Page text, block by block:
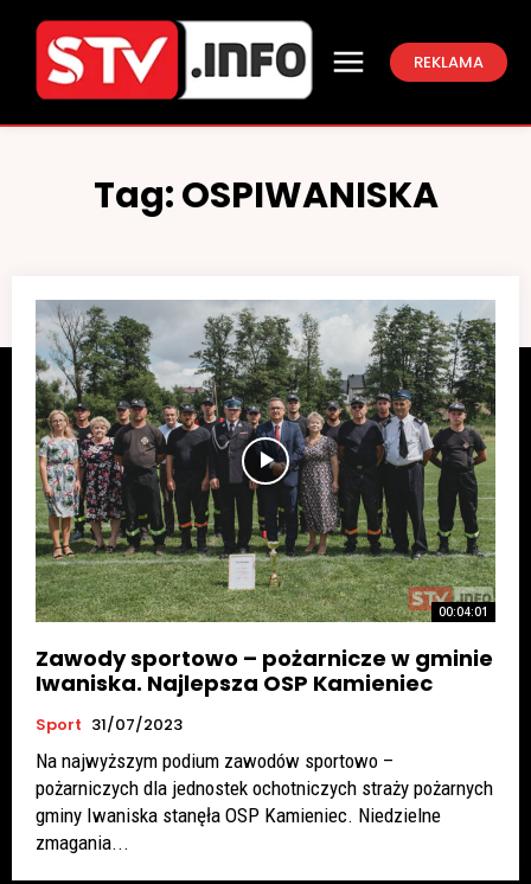
REKLAMA
Tag:OSPIWANISKA
00:04:01
Zawody sportowo – pożarnicze w gminie
Iwaniska. Najlepsza OSP Kamieniec
Sport 31/07/2023
Na najwyższym podium zawodów sportowo –
pożarniczych dla jednostek ochotniczych straży pożarnych
gminy Iwaniska stanęła OSP Kamieniec. Niedzielne
zmagania...